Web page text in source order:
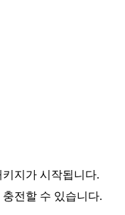
지가 시작됩니다.
전할 수 있습니다.